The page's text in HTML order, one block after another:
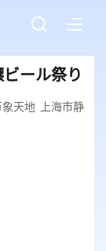
ール祭り
天地 上海市静